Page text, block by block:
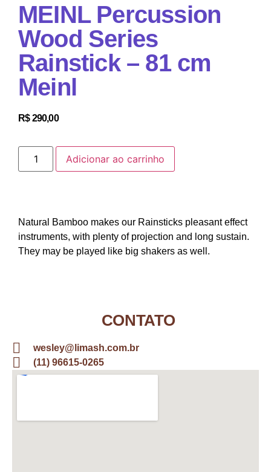
MEINL Percussion
Wood Series
Rainstick – 81 cm
Meinl
R$290,00
Adicionar ao carrinho
Natural Bamboo makes our Rainsticks pleasant effect
instruments, with plenty of projection and long sustain.
They may be played like big shakers as well.
CONTATO
wesley@limash.com.br
(11) 96615-0265